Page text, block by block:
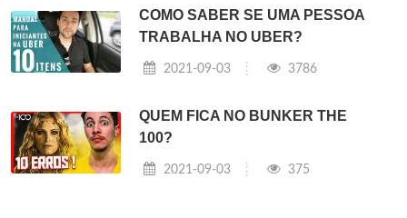
COMO SABER SE UMA PESSOA
TRABALHA NO UBER?
2021-09-03 3786
QUEM FICA NO BUNKER THE
100?
2021-09-03 375